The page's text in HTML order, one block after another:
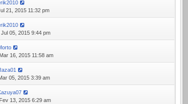
21, 2015 11:32 pm
Jul 05, 2015 9:44 pm
16, 2015 11:58 am
05, 2015 3:39 am
13, 2015 6:29 am